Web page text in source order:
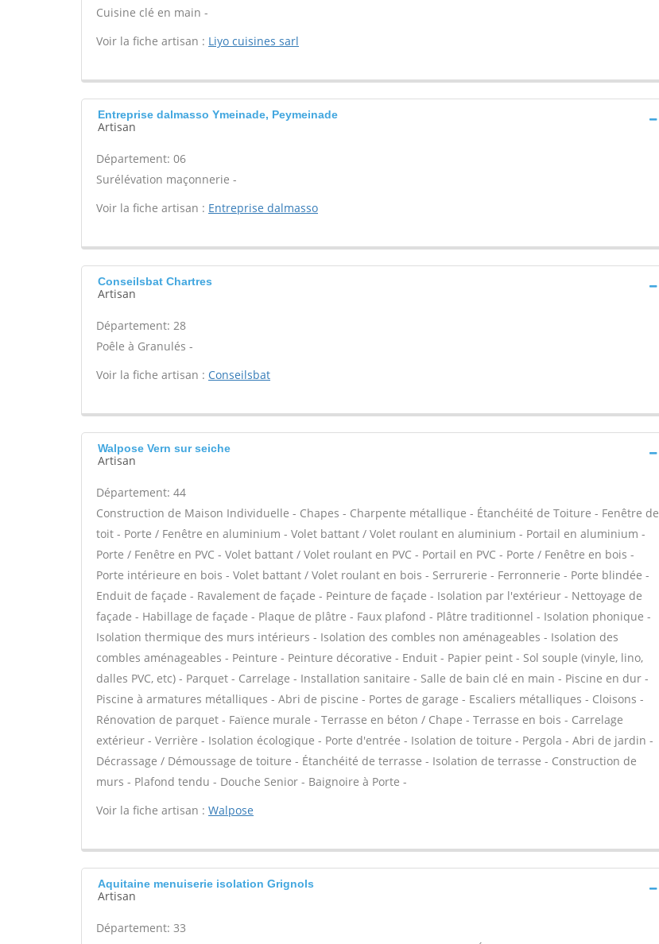
Cuisine clé en main -
Voir la fiche artisan : Liyo cuisines sarl
Entreprise dalmasso Ymeinade, Peymeinade
Artisan
Département: 06
Surélévation maçonnerie -
Voir la fiche artisan : Entreprise dalmasso
Conseilsbat Chartres
Artisan
Département: 28
Poêle à Granulés -
Voir la fiche artisan : Conseilsbat
Walpose Vern sur seiche
Artisan
Département: 44
Construction de Maison Individuelle - Chapes - Charpente métallique - Étanchéité de Toiture - Fenêtre de
toit - Porte / Fenêtre en aluminium - Volet battant / Volet roulant en aluminium - Portail en aluminium -
Porte / Fenêtre en PVC - Volet battant / Volet roulant en PVC - Portail en PVC - Porte / Fenêtre en bois -
Porte intérieure en bois - Volet battant / Volet roulant en bois - Serrurerie - Ferronnerie - Porte blindée -
Enduit de façade - Ravalement de façade - Peinture de façade - Isolation par l'extérieur - Nettoyage de
façade - Habillage de façade - Plaque de plâtre - Faux plafond - Plâtre traditionnel - Isolation phonique -
Isolation thermique des murs intérieurs - Isolation des combles non aménageables - Isolation des
combles aménageables - Peinture - Peinture décorative - Enduit - Papier peint - Sol souple (vinyle, lino,
dalles PVC, etc) - Parquet - Carrelage - Installation sanitaire - Salle de bain clé en main - Piscine en dur -
Piscine à armatures métalliques - Abri de piscine - Portes de garage - Escaliers métalliques - Cloisons -
Rénovation de parquet - Faïence murale - Terrasse en béton / Chape - Terrasse en bois - Carrelage
extérieur - Verrière - Isolation écologique - Porte d'entrée - Isolation de toiture - Pergola - Abri de jardin -
Décrassage / Démoussage de toiture - Étanchéité de terrasse - Isolation de terrasse - Construction de
murs - Plafond tendu - Douche Senior - Baignoire à Porte -
Voir la fiche artisan : Walpose
Aquitaine menuiserie isolation Grignols
Artisan
Département: 33